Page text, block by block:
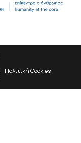
Πολιτική Cookies